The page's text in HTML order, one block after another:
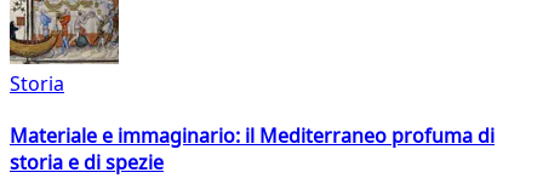
Storia
Materiale e immaginario: il Mediterraneo profuma di
storia e di spezie